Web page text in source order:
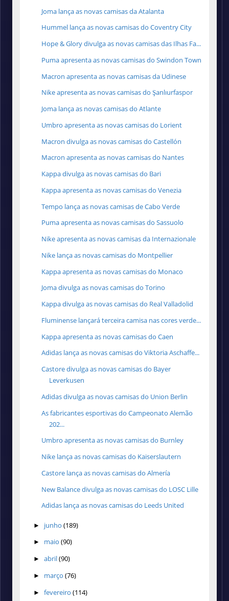
Joma lança as novas camisas da Atalanta
Hummel lança as novas camisas do Coventry City
Hope & Glory divulga as novas camisas das Ilhas Fa...
Puma apresenta as novas camisas do Swindon Town
Macron apresenta as novas camisas da Udinese
Nike apresenta as novas camisas do Şanlıurfaspor
Joma lança as novas camisas do Atlante
Umbro apresenta as novas camisas do Lorient
Macron divulga as novas camisas do Castellón
Macron apresenta as novas camisas do Nantes
Kappa divulga as novas camisas do Bari
Kappa apresenta as novas camisas do Venezia
Tempo lança as novas camisas de Cabo Verde
Puma apresenta as novas camisas do Sassuolo
Nike apresenta as novas camisas da Internazionale
Nike lança as novas camisas do Montpellier
Kappa apresenta as novas camisas do Monaco
Joma divulga as novas camisas do Torino
Kappa divulga as novas camisas do Real Valladolid
Fluminense lançará terceira camisa nas cores verde...
Kappa apresenta as novas camisas do Caen
Adidas lança as novas camisas do Viktoria Aschaffe...
Castore divulga as novas camisas do Bayer
Leverkusen
Adidas divulga as novas camisas do Union Berlin
As fabricantes esportivas do Campeonato Alemão
202...
Umbro apresenta as novas camisas do Burnley
Nike lança as novas camisas do Kaiserslautern
Castore lança as novas camisas do Almería
New Balance divulga as novas camisas do LOSC Lille
Adidas lança as novas camisas do Leeds United
► junho (189)
► maio (90)
► abril(90)
► março (76)
► fevereiro (114)